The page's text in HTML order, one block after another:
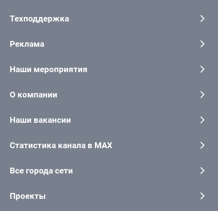
Техподдержка
Реклама
Наши мероприятия
О компании
Наши вакансии
Статистика канала в MAX
Все города сети
Проекты